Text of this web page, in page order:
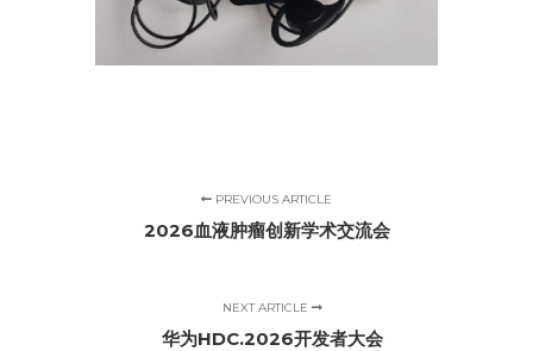
PREVIOUS ARTICLE
2026血液肿瘤创新学术交流会
NEXT ARTICLE
华为HDC.2026开发者大会